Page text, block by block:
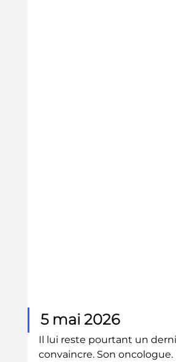
5 mai 2026
Il lui reste pourtant un
convaincre. Son oncologue.